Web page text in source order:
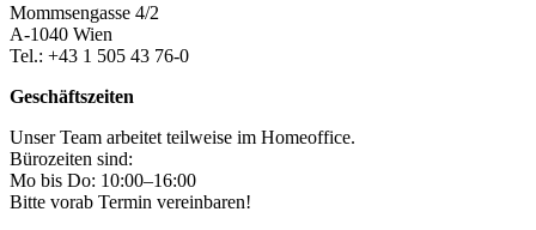
Mommsengasse 4/2
A-1040 Wien
Tel.: +43 1 505 43 76-0
Geschäftszeiten
Unser Team arbeitet teilweise im Homeoffice.
Bürozeiten sind:
Mo bis Do: 10:00–16:00
Bitte vorab Termin vereinbaren!